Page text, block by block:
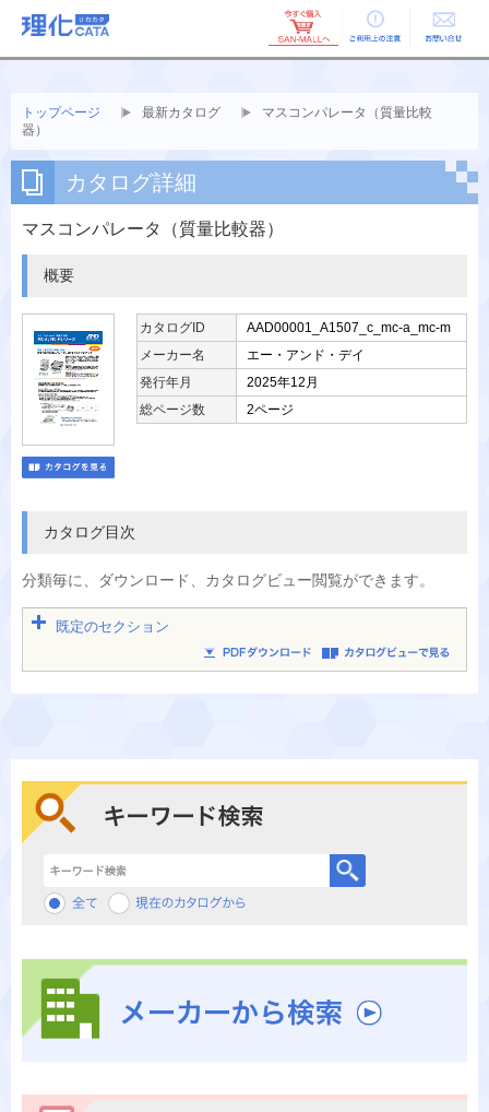
ご利用上の お問い合せ
トップページ 最新カタログ
マスコンパレータ（質量比較
器）
カタログ詳細
マスコンパレータ（質量比較器）
概要
カタログID
AAD00001_A1507_c_mc-a_mc-m
メーカー名
エー・アンド・デイ
発行年月
2025年12月
総ページ数
2ページ
カタログ目次
分類毎に、 ダウンロード、カタログビュー閲覧ができます。
既定のセクション
キーワード検索